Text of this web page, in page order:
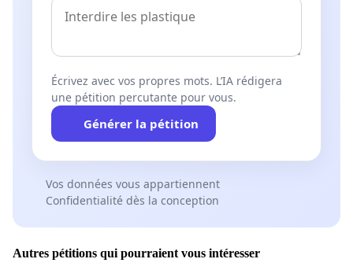
Écrivez avec vos propres mots. L’IA rédigera
une pétition percutante pour vous.
Générer la pétition
Vos données vous appartiennent
Confidentialité dès la conception
Autres pétitions qui pourraient vous intéresser